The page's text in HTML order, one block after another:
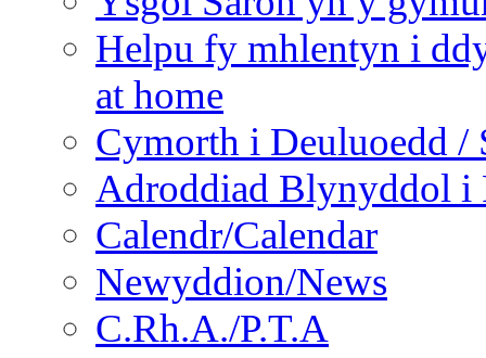
Helpu fy mhlentyn i
at home
Cymorth i Deuluoedd /
Adroddiad Blynyddol i
Calendr/Calendar
Newyddion/News
C.Rh.A./P.T.A